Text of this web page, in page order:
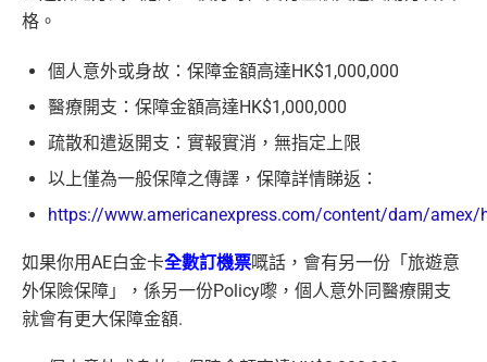
項
H
K
0
簽
賬
回
贈
首3個月內用基本卡或附屬卡為手機八達通包括
值淨HK$600
格。
個人意外或身故：保障金額高達HK$1,000,000
醫療開支：保障金額高達HK$1,000,000
疏散和遣返開支：實報實消，無指定上限
以上僅為一般保障之傳譯，保障詳情睇返：
https://www.americanexpress.com/content/dam/amex/
如果你用AE白金卡全數訂機票嘅話，會有另一份「旅遊意
外保險保障」，係另一份Policy嚟，個人意外同醫療開支
就會有更大保障金額.